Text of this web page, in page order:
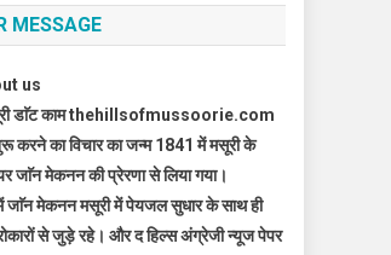
MESSAGE
us
डाॅट काम thehillsofmussoorie.com
करने का विचार का जन्म 1841 में मसूरी के
जाॅन मेकनन की प्रेरणा से लिया गया।
जाॅन मेकनन मसूरी में पेयजल सुधार के साथ ही
से जुड़े रहे। और द हिल्स अंग्रेजी न्यूज पेपर